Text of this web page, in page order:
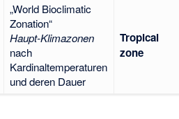
„World Bioclimatic
Zonation“
Haupt-Klimazonen
nach
Kardinaltemperaturen
und deren Dauer
Tropical
zone